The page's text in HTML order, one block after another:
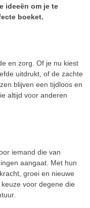
ideeën om je te
boeket.
en zorg. Of je nu kiest
uitdrukt, of de zachte
blijven een tijdloos en
altijd voor anderen
iemand die van
aangaat. Met hun
groei en nieuwe
voor degene die